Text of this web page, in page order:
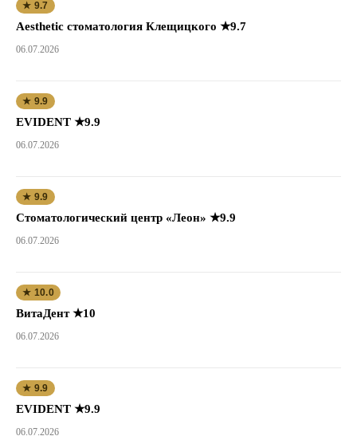
★ 9.7
Aesthetic стоматология Клещицкого ★9.7
06.07.2026
★ 9.9
EVIDENT ★9.9
06.07.2026
★ 9.9
Стоматологический центр «Леон» ★9.9
06.07.2026
★ 10.0
ВитаДент ★10
06.07.2026
★ 9.9
EVIDENT ★9.9
06.07.2026